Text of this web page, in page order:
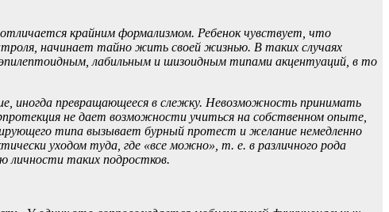
крайним формализмом. Ребенок чувствует, что
начинает тайно жить своей жизнью. В таких случаях
лабильным и шизоидным типами акцентуаций, в то
иногда превращающееся в слежку. Невозможность принимать
не дает возможности учиться на собственном опыте,
типа вызывает бурный протест и желание немедленно
уходом туда, где «все можно», т. е. в различного рода
личности таких подростков.